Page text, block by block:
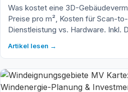
Was kostet eine 3D-
Preise pro m², Kosten für Scan-
Dienstleistung vs. Hardware. Inkl.
Artikel lesen →